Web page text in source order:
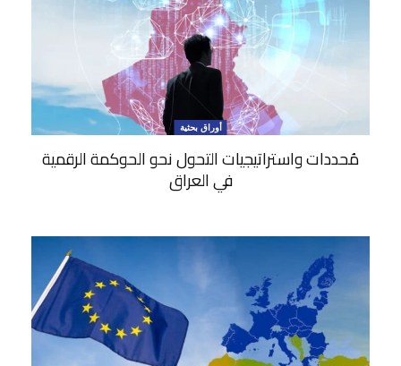
أوراق بحثية
مُحددات واستراتيجيات التحول نحو الحوكمة الرقمية
في العراق